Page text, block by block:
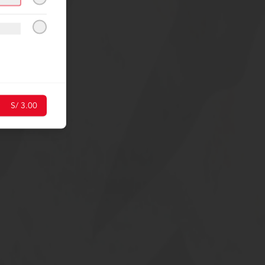
S/ 3.00